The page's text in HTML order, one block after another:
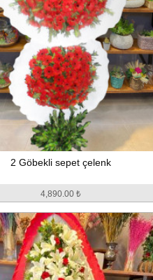
2 Göbekli sepet çelenk
4,890.00 ₺